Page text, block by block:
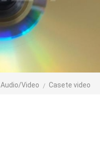
Audio/Video Casete video